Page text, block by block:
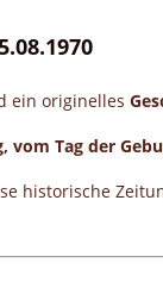
ein originelles
vom Tag der
historische